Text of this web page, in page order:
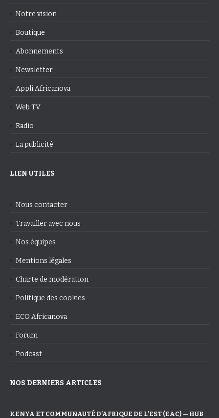
Notre vision
Boutique
Abonnements
Newsletter
Appli Africanova
Web TV
Radio
La publicité
LIEN UTILES
Nous contacter
Travailler avec nous
Nos équipes
Mentions légales
Charte de modération
Politique des cookies
ECO Africanova
Forum
Podcast
NOS DERNIERS ARTICLES
KENYA ET COMMUNAUTÉ D’AFRIQUE DE L’EST (EAC) — HUB